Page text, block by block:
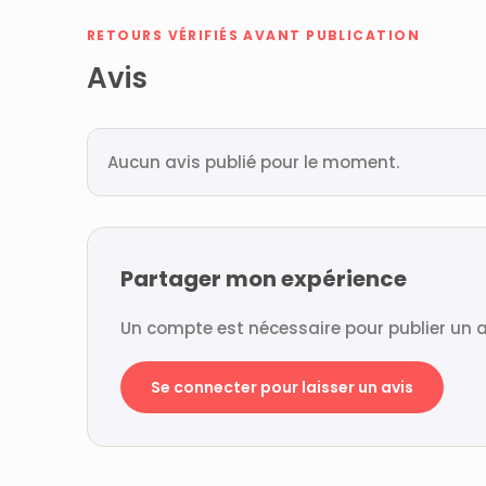
RETOURS VÉRIFIÉS AVANT PUBLICATION
Avis
Aucun avis publié pour le moment.
Partager mon expérience
Un compte est nécessaire pour publier un
Se connecter pour laisser un avis